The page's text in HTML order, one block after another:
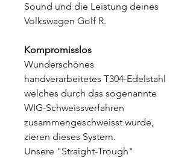
Sound und die Leistung deines
Volkswagen Golf R.
Kompromisslos
Wunderschönes
handverarbeitetes T304-Edelstahl
welches durch das sogenannte
WIG-Schweissverfahren
zusammengeschweisst wurde,
zieren dieses System.
Unsere "Straight-Trough"